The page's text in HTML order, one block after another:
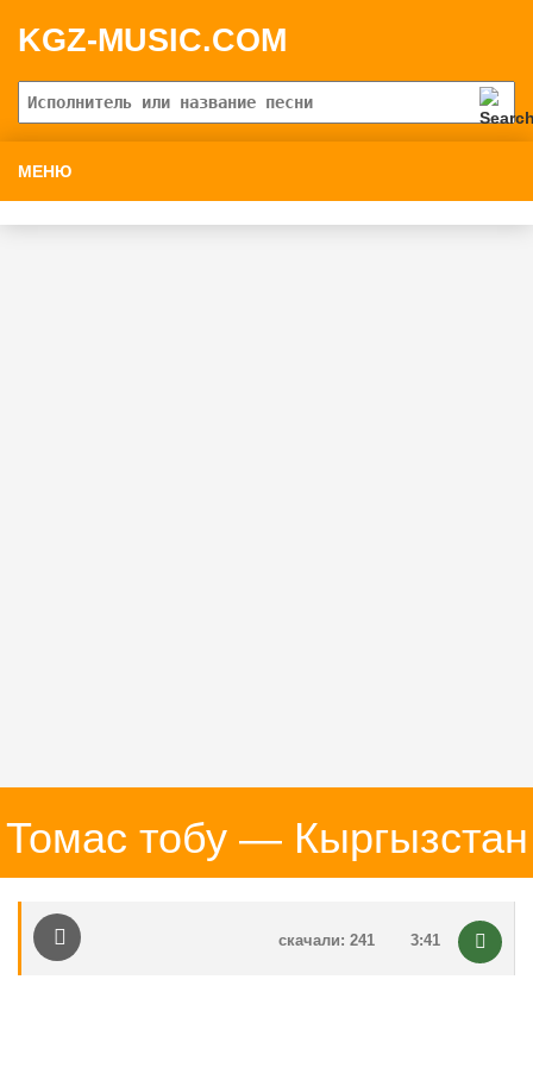
KGZ-MUSIC.COM
МЕНЮ
Томас тобу — Кыргызстан
3:41
скачали: 241